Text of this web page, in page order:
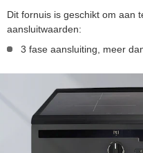
Dit fornuis is geschikt om aan
aansluitwaarden:
3 fase aansluiting, meer